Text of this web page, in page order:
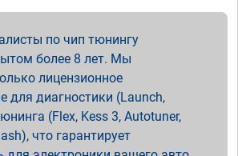
по чип тюнингу
более 8 лет. Мы
лицензионное
для диагностики (Launch,
(Flex, Kess 3, Autotuner,
что гарантирует